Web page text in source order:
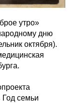
утро»
дню
октября).
семьи